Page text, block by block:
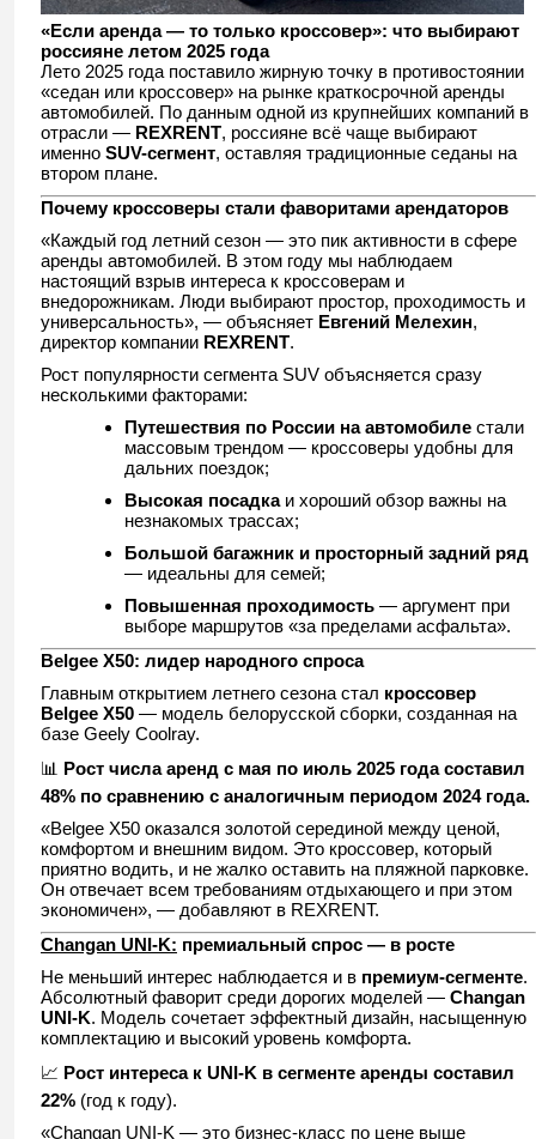
«Если аренда — то только кроссовер»: что выбирают
россияне летом 2025 года
Лето 2025 года поставило жирную точку в противостоянии
«седан или кроссовер» на рынке краткосрочной аренды
автомобилей. По данным одной из крупнейших компаний в
отрасли — REXRENT, россияне всё чаще выбирают
именно SUV-сегмент, оставляя традиционные седаны на
втором плане.
Почему кроссоверы стали фаворитами арендаторов
«Каждый год летний сезон — это пик активности в сфере
аренды автомобилей. В этом году мы наблюдаем
настоящий взрыв интереса к кроссоверам и
внедорожникам. Люди выбирают простор, проходимость и
универсальность», — объясняет Евгений Мелехин,
директор компании REXRENT.
Рост популярности сегмента SUV объясняется сразу
несколькими факторами:
Путешествия по России на автомобиле стали
массовым трендом — кроссоверы удобны для
дальних поездок;
Высокая посадкаи хороший обзор важны на
незнакомых трассах;
Большой багажник и просторный задний ряд
— идеальны для семей;
Повышенная проходимость — аргумент при
выборе маршрутов «за пределами асфальта».
Belgee X50: лидер народного спроса
Главным открытием летнего сезона стал кроссовер
Belgee X50 — модель белорусской сборки, созданная на
базе Geely Coolray.
📊 Рост числа аренд с мая по июль 2025 года составил
48% по сравнению с аналогичным периодом 2024 года.
«Belgee X50 оказался золотой серединой между ценой,
комфортом и внешним видом. Это кроссовер, который
приятно водить, и не жалко оставить на пляжной парковке.
Он отвечает всем требованиям отдыхающего и при этом
экономичен», — добавляют в REXRENT.
Changan UNI-K: премиальный спрос — в росте
Не меньший интерес наблюдается и в премиум-сегменте.
Абсолютный фаворит среди дорогих моделей — Changan
UNI-K. Модель сочетает эффектный дизайн, насыщенную
комплектацию и высокий уровень комфорта.
📈 Рост интереса к UNI-K в сегменте аренды составил
22% (год к году).
«Changan UNI-K — это бизнес-класс по цене выше